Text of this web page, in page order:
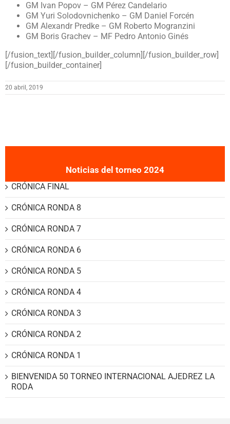
GM Ivan Popov – GM Pérez Candelario
GM Yuri Solodovnichenko – GM Daniel Forcén
GM Alexandr Predke – GM Roberto Mogranzini
GM Boris Grachev – MF Pedro Antonio Ginés
[/fusion_text][/fusion_builder_column][/fusion_builder_row]
[/fusion_builder_container]
20 abril, 2019
Noticias del torneo 2024
CRÓNICA FINAL
CRÓNICA RONDA 8
CRÓNICA RONDA 7
CRÓNICA RONDA 6
CRÓNICA RONDA 5
CRÓNICA RONDA 4
CRÓNICA RONDA 3
CRÓNICA RONDA 2
CRÓNICA RONDA 1
BIENVENIDA 50 TORNEO INTERNACIONAL AJEDREZ LA
RODA